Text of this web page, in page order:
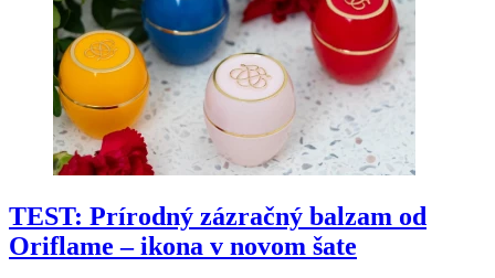
TEST: Prírodný zázračný balzam od
Oriflame – ikona v novom šate